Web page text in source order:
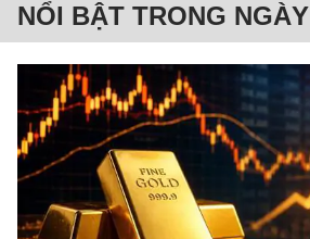
NỔI BẬT TRONG NGÀY